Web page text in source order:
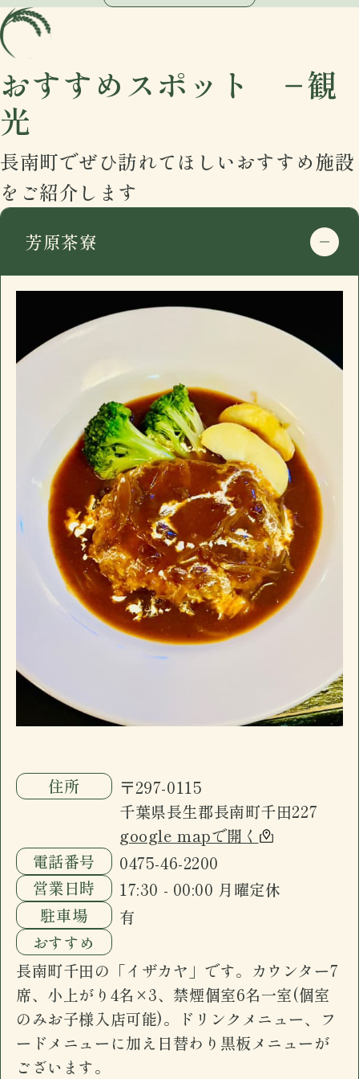
住所
〒297-0115
千葉県長生郡長南町千田227
google mapで開く
営業日時
駐車場
有
長南町千田の「イザカヤ」です。カウンター7
席、小上がり4名×3、禁煙個室6名一室(個室
のみお子様入店可能)。ドリンクメニュー、フ
ードメニューに加え日替わり黒板メニューが
ございます。
住所
千葉県長生郡長南町千田227
google mapで開く
電話番号
営業日時
長南町千田の「イザカヤ」です。カウンター7
席、小上がり4名×3、禁煙個室6名一室(個室
のみお子様入店可能)。ドリンクメニュー、フ
ードメニューに加え日替わり黒板メニューが
ございます。
千葉県長生郡長南町千田227
google mapで開く
電話番号
0475-46-2200
営業日時
17:30 - 00:00 月曜定休
駐車場
有
おすすめ
長南町千田の「イザカヤ」です。カウンター7
席、小上がり4名×3、禁煙個室6名一室(個室
のみお子様入店可能)。ドリンクメニュー、フ
ードメニューに加え日替わり黒板メニューが
ございます。
住所
〒297-0115
千葉県長生郡長南町千田227
google mapで開く
電話番号
0475-46-2200
営業日時
17:30 - 00:00 月曜定休
駐車場
有
おすすめ
長南町千田の「イザカヤ」です。カウンター7
席、小上がり4名×3、禁煙個室6名一室(個室
のみお子様入店可能)。ドリンクメニュー、フ
ードメニューに加え日替わり黒板メニューが
ございます。
おすすめスポット −観
光
長南町でぜひ訪れてほしいおすすめ施設
をご紹介します
芳原茶寮
住所
〒297-0115
千葉県長生郡長南町千田227
google mapで開く
電話番号
0475-46-2200
営業日時
17:30 - 00:00 月曜定休
駐車場
有
おすすめ
長南町千田の「イザカヤ」です。カウンター7
席、小上がり4名×3、禁煙個室6名一室(個室
のみお子様入店可能)。ドリンクメニュー、フ
ードメニューに加え日替わり黒板メニューが
ございます。